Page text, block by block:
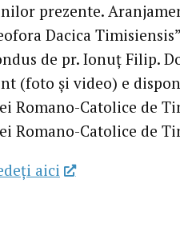
prezente.
Dacica
de pr. Ionuț Filip.
(foto și video) e
Romano-Catolice de
Romano-Catolice de
aici